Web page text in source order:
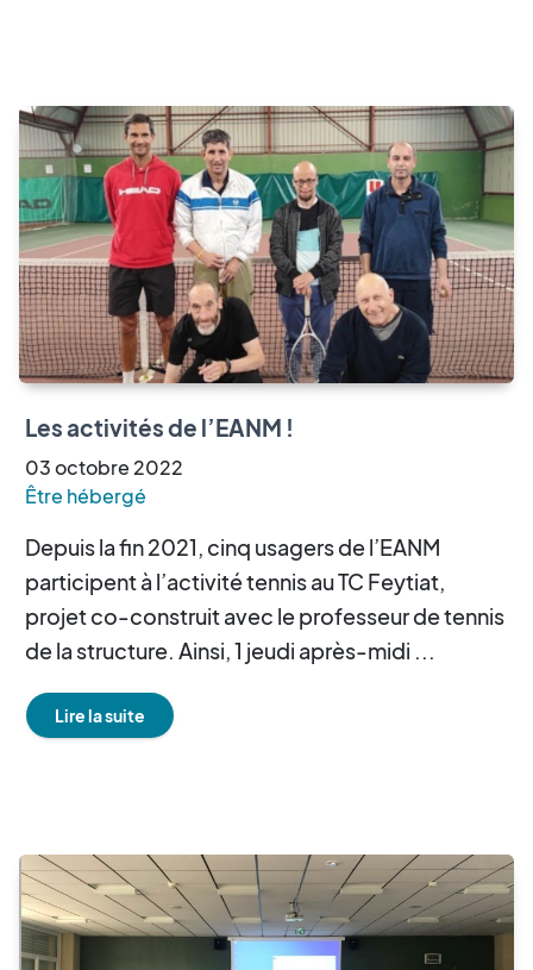
Les activités de l’EANM !
03octobre 2022
Être hébergé
Depuis la fin 2021, cinq usagers de l’EANM
participent à l’activité tennis au TC Feytiat,
projet co-construit avec le professeur de tennis
de la structure. Ainsi, 1 jeudi après-midi ...
Lire la suite